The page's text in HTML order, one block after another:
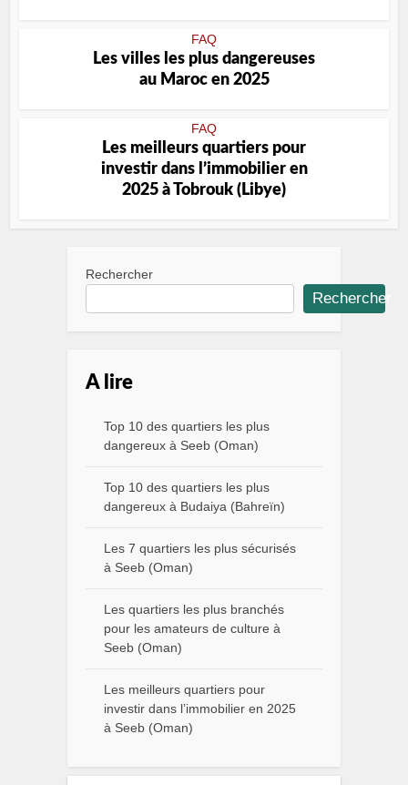
FAQ
Les villes les plus dangereuses
au Maroc en 2025
FAQ
Les meilleurs quartiers pour
investir dans l’immobilier en
2025 à Tobrouk (Libye)
Rechercher
Rechercher
A lire
Top 10 des quartiers les plus
dangereux à Seeb (Oman)
Top 10 des quartiers les plus
dangereux à Budaiya (Bahreïn)
Les 7 quartiers les plus sécurisés
à Seeb (Oman)
Les quartiers les plus branchés
pour les amateurs de culture à
Seeb (Oman)
Les meilleurs quartiers pour
investir dans l’immobilier en 2025
à Seeb (Oman)